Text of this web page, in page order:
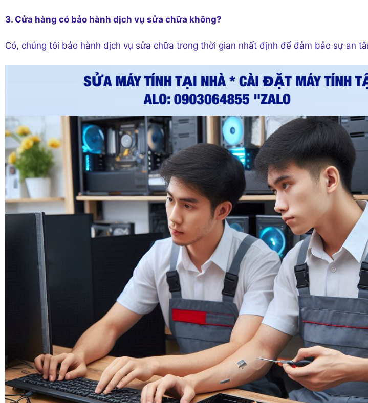
3. Cửa hàng có bảo hành dịch vụ sửa chữa không?
Có, chúng tôi bảo hành dịch vụ sửa chữa trong thời gian nhất định để đảm bảo sự an